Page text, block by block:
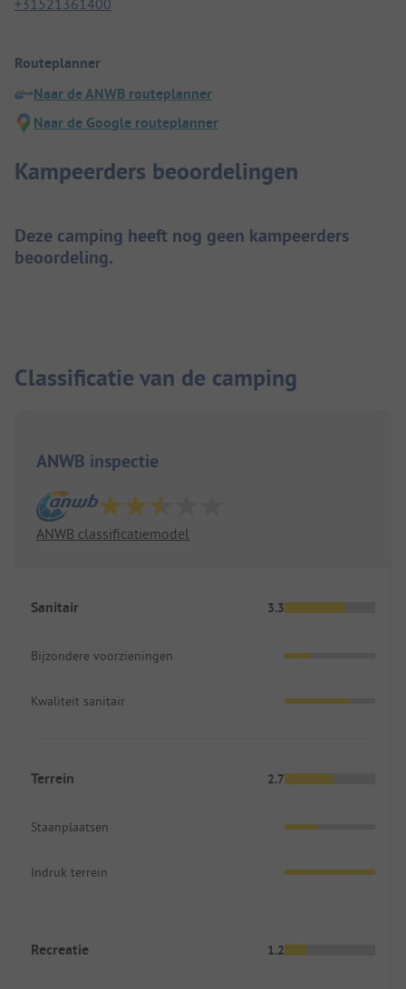
+31521361400
Routeplanner
Naar de ANWB routeplanner
Naar de Google routeplanner
Kampeerders beoordelingen
Deze camping heeft nog geen kampeerders
beoordeling.
Classificatie van de camping
ANWB inspectie
ANWB classificatiemodel
Sanitair 3.3
Bijzondere voorzieningen
Kwaliteit sanitair
Terrein 2.7
Staanplaatsen
Indruk terrein
Recreatie 1.2